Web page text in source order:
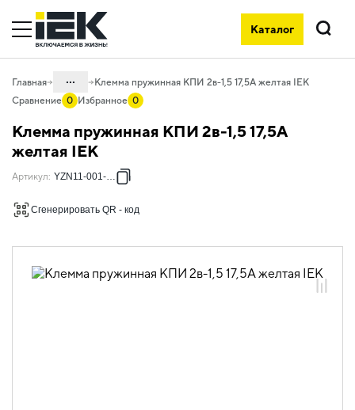
Каталог
Поиск
Главная ...
04. Щитовое оборудование
04.10 Принадлежности для
внутрищитового монтажа
04.10.04 Клеммы и клеммные блоки
Клемма пружинная КПИ 2в-1,5 17,5А желтая IEK
Сравнение 0 Избранное 0
Клемма пружинная КПИ 2в-1,5 17,5А
желтая IEK
Артикул: YZN11-001-K05
Сгенерировать QR - код